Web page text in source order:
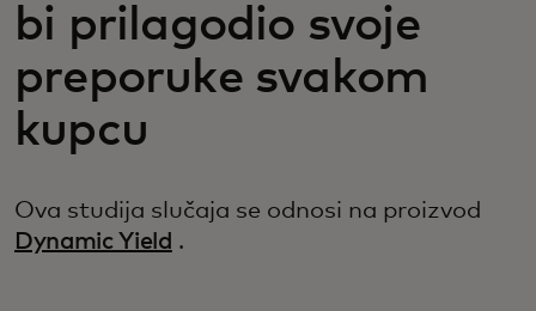
Novosti i trendovi
bi prilagodio svoje
preporuke svakom
kupcu
Ova studija slučaja se odnosi na proizvod
Dynamic Yield .